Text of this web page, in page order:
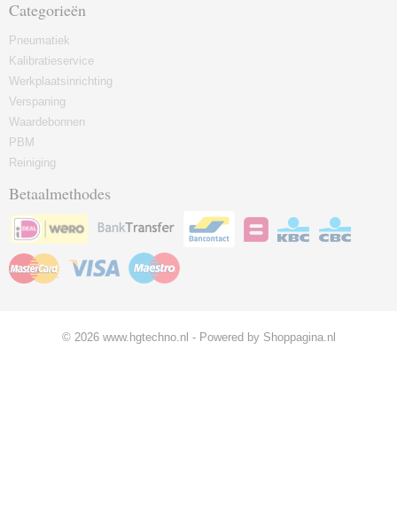
Categorieën
Pneumatiek
Kalibratieservice
Werkplaatsinrichting
Verspaning
Waardebonnen
PBM
Reiniging
Betaalmethodes
© 2026 www.hgtechno.nl - Powered by Shoppagina.nl